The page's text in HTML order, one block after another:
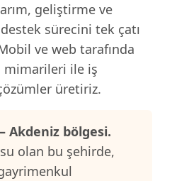
geliştirme ve
sürecini tek çatı
ve web tarafında
mimarileri ile iş
üretiriz.
Akdeniz bölgesi.
olan bu şehirde,